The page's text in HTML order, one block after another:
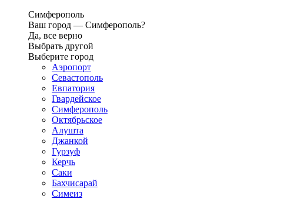
Симферополь
Ваш город — Симферополь?
Да, все верно
Выбрать другой
Выберите город
Аэропорт
Севастополь
Евпатория
Гвардейское
Симферополь
Октябрьское
Алушта
Джанкой
Гурзуф
Керчь
Саки
Бахчисарай
Симеиз